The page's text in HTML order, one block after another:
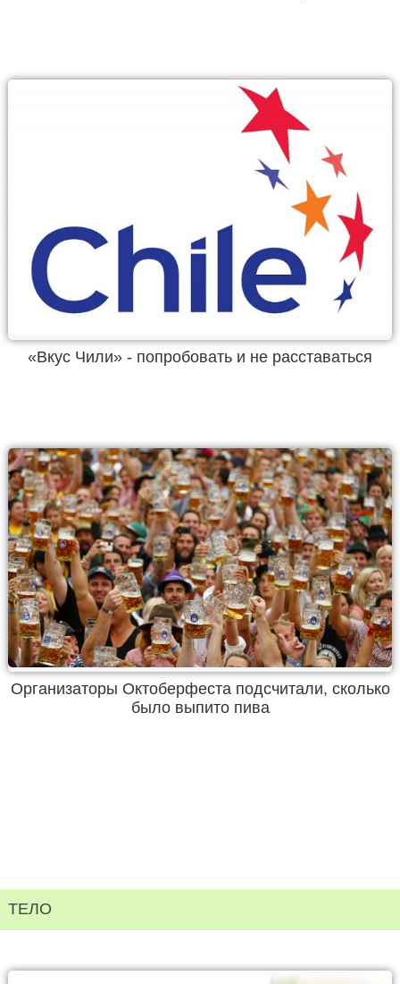
«Вкус Чили» - попробовать и не расставаться
Организаторы Октоберфеста подсчитали, сколько
было выпито пива
ТЕЛО